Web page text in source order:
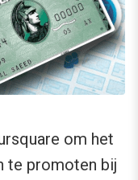
om het
te promoten bij